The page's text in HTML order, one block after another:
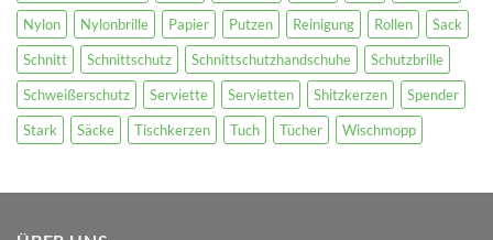
Nylon
Nylonbrille Papier Putzen Reinigung Rollen
Sack
Schnitt
Schnittschutz Schnittschutzhandschuhe
Schutzbrille
Schweißerschutz
Serviette Servietten Shitzkerzen
Spender
Stark
Säcke Tischkerzen Tuch Tücher Wischmopp